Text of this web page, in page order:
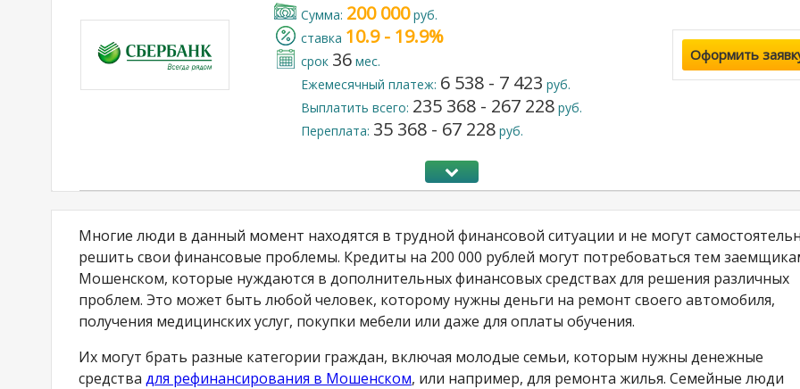
Cумма: 200 000руб.
cтавка 10.9 - 19.9%
срок 36 мес.
Ежемесячный платеж: 6 538 - 7 423 руб.
Выплатить всего: 235 368 - 267 228 руб.
Переплата: 35 368 - 67 228 руб.
Оформить
Многие люди в данный момент находятся в трудной финансовой ситуации и не могут
решить свои финансовые проблемы. Кредиты на 200 000 рублей могут потребоваться тем
Мошенском, которые нуждаются в дополнительных финансовых средствах для решения различных
проблем. Это может быть любой человек, которому нужны деньги на ремонт своего автомобиля,
получения медицинских услуг, покупки мебели или даже для оплаты обучения.
Их могут брать разные категории граждан, включая молодые семьи, которым нужны денежные
средства для рефинансирования в Мошенском, или например, для ремонта жилья. Семейные люди